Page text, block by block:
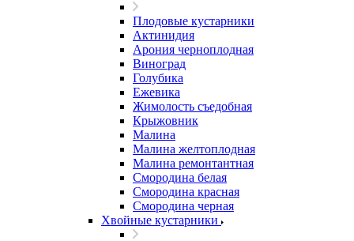
Плодовые кустарники
Актинидия
Арония черноплодная
Виноград
Голубика
Ежевика
Жимолость съедобная
Крыжовник
Малина
Малина желтоплодная
Малина ремонтантная
Смородина белая
Смородина красная
Смородина черная
Хвойные кустарники